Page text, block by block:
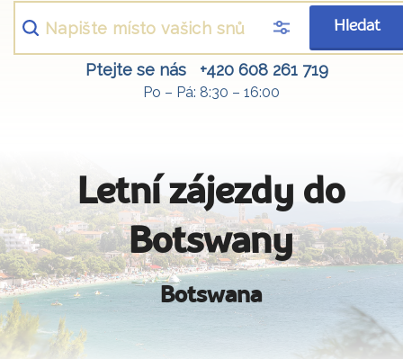
Hledat
Ptejte se nás +420 608 261 719
Po – Pá: 8:30 – 16:00
Letní zájezdy do
Botswany
Botswana